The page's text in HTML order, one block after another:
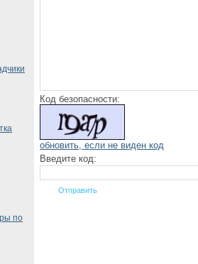
Код безопасности:
обновить, если не виден код
Введите код:
по